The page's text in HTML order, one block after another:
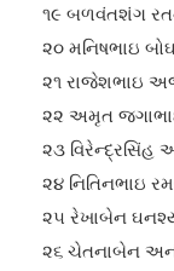
૧૯ બળવંતશંગ
૨૦ મનિષભાઇ
૨૧ રાજેશભાઇ
૨૨ અમૃત જગાભાઇ
૨૩ વિરેન્દ્રસિંહ
૨૪ નિતિનભાઇ
૨૫ રેખાબેન
૨૬ ચેતનાબેન